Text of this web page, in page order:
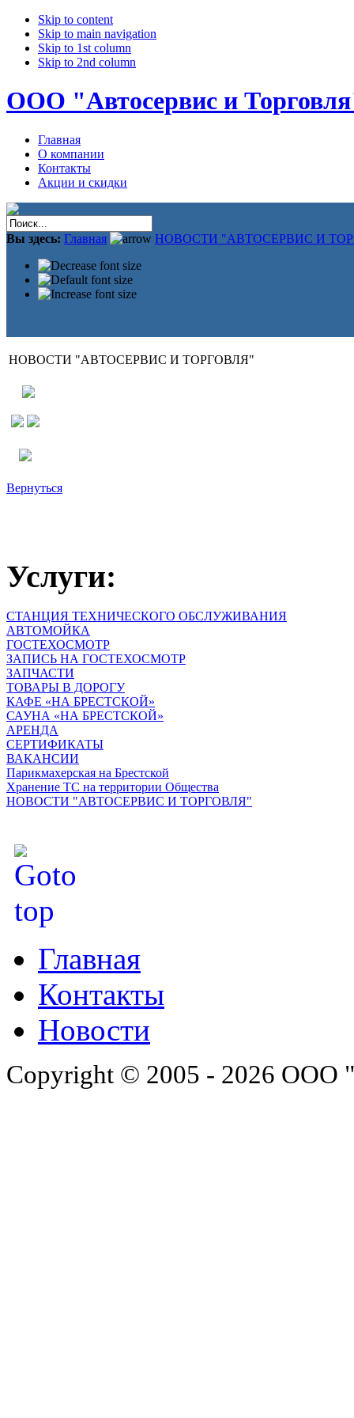
Skip to content
Skip to main navigation
Skip to 1st column
Skip to 2nd column
ООО "Автосервис и
Главная
О компании
Контакты
Акции и скидки
Вы здесь: Главная НОВОСТИ "АВТОСЕРВИС И
НОВОСТИ "АВТОСЕРВИС И ТОРГОВЛЯ"
Вернуться
Услуги:
СТАНЦИЯ ТЕХНИЧЕСКОГО ОБСЛУЖИВАНИЯ
АВТОМОЙКА
ГОСТЕХОСМОТР
ЗАПИСЬ НА ГОСТЕХОСМОТР
ЗАПЧАСТИ
ТОВАРЫ В ДОРОГУ
КАФЕ «НА БРЕСТСКОЙ»
САУНА «НА БРЕСТСКОЙ»
АРЕНДА
СЕРТИФИКАТЫ
ВАКАНСИИ
Парикмахерская на Брестской
Хранение ТС на территории Общества
НОВОСТИ "АВТОСЕРВИС И ТОРГОВЛЯ"
Главная
Контакты
Новости
Copyright © 2005 - 2026 ООО